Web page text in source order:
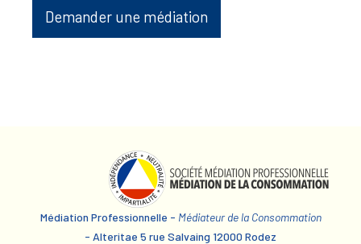
Demander une médiation
Médiation Professionnelle - Médiateur de la Consommation
- Alteritae 5 rue Salvaing 12000 Rodez